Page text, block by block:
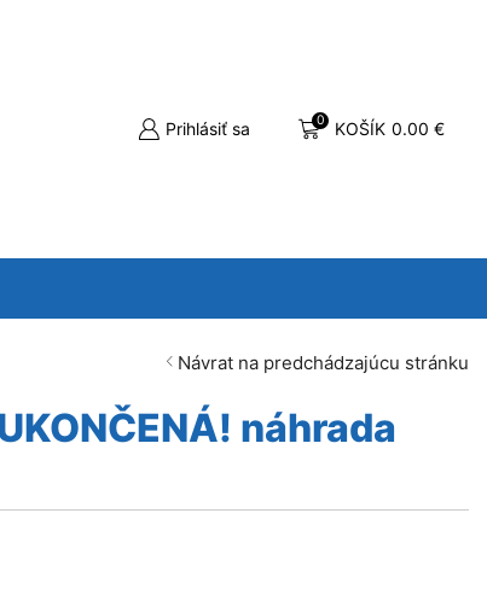
Prihlásiť sa 0 KOŠÍK 0.00 €
Návrat na predchádzajúcu stránku
náhrada